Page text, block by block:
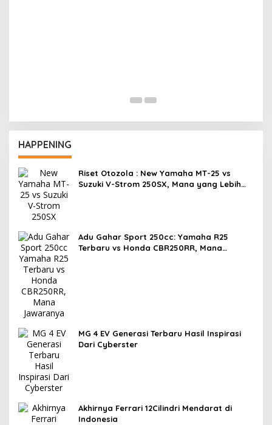
HAPPENING
Riset Otozola : New Yamaha MT-25 vs
Suzuki V-Strom 250SX, Mana yang Lebih
Adu Gahar Sport 250cc: Yamaha R25
Terbaru vs Honda CBR250RR, Mana
MG 4 EV Generasi Terbaru Hasil Inspirasi
Dari Cyberster
Akhirnya Ferrari 12Cilindri Mendarat di
Indonesia